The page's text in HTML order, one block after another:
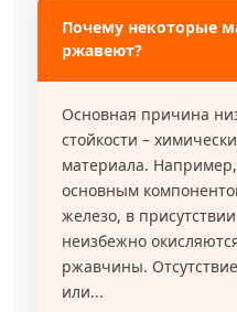
Почему некоторые
ржавеют?
Основная причина низкой коррозионной
стойкости –
материала.
основным
железо, в
неизбежно
ржавчины.
или...